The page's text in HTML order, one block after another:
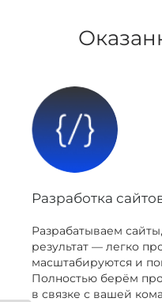
Разработка
Разрабатываем
результат — легко
масштабируются и
Полностью берём
в связке с вашей